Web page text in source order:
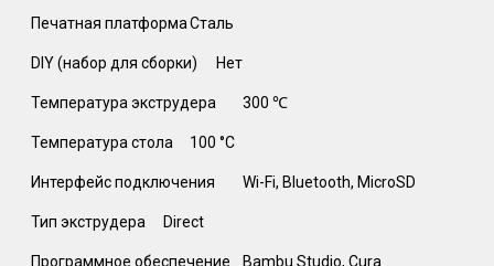
Печатная платформаСталь
DIY (набор для сборки) Нет
Температура экструдера 300 ℃
Температура стола 100 °C
Интерфейс подключения Wi-Fi, Bluetooth, MicroSD
Тип экструдера Direct
Программное обеспечение Bambu Studio, Cura